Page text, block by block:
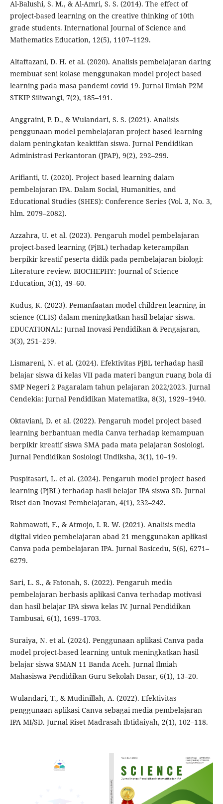
Al-Balushi, S. M., & Al-Amri, S. S. (2014). The effect of
project-based learning on the creative thinking of 10th
grade students. International Journal of Science and
Mathematics Education, 12(5), 1107–1129.
Altaftazani, D. H. et al. (2020). Analisis pembelajaran daring
membuat seni kolase menggunakan model project based
learning pada masa pandemi covid 19. Jurnal Ilmiah P2M
STKIP Siliwangi, 7(2), 185–191.
Anggraini, P. D., & Wulandari, S. S. (2021). Analisis
penggunaan model pembelajaran project based learning
dalam peningkatan keaktifan siswa. Jurnal Pendidikan
Administrasi Perkantoran (JPAP), 9(2), 292–299.
Arifianti, U. (2020). Project based learning dalam
pembelajaran IPA. Dalam Social, Humanities, and
Educational Studies (SHES): Conference Series (Vol. 3, No. 3,
hlm. 2079–2082).
Azzahra, U. et al. (2023). Pengaruh model pembelajaran
project-based learning (PjBL) terhadap keterampilan
berpikir kreatif peserta didik pada pembelajaran biologi:
Literature review. BIOCHEPHY: Journal of Science
Education, 3(1), 49–60.
Kudus, K. (2023). Pemanfaatan model children learning in
science (CLIS) dalam meningkatkan hasil belajar siswa.
EDUCATIONAL: Jurnal Inovasi Pendidikan & Pengajaran,
3(3), 251–259.
Lismareni, N. et al. (2024). Efektivitas PjBL terhadap hasil
belajar siswa di kelas VII pada materi bangun ruang bola di
SMP Negeri 2 Pagaralam tahun pelajaran 2022/2023. Jurnal
Cendekia: Jurnal Pendidikan Matematika, 8(3), 1929–1940.
Oktaviani, D. et al. (2022). Pengaruh model project based
learning berbantuan media Canva terhadap kemampuan
berpikir kreatif siswa SMA pada mata pelajaran Sosiologi.
Jurnal Pendidikan Sosiologi Undiksha, 3(1), 10–19.
Puspitasari, L. et al. (2024). Pengaruh model project based
learning (PjBL) terhadap hasil belajar IPA siswa SD. Jurnal
Riset dan Inovasi Pembelajaran, 4(1), 232–242.
Rahmawati, F., & Atmojo, I. R. W. (2021). Analisis media
digital video pembelajaran abad 21 menggunakan aplikasi
Canva pada pembelajaran IPA. Jurnal Basicedu, 5(6), 6271–
6279.
Sari, L. S., & Fatonah, S. (2022). Pengaruh media
pembelajaran berbasis aplikasi Canva terhadap motivasi
dan hasil belajar IPA siswa kelas IV. Jurnal Pendidikan
Tambusai, 6(1), 1699–1703.
Suraiya, N. et al. (2024). Penggunaan aplikasi Canva pada
model project-based learning untuk meningkatkan hasil
belajar siswa SMAN 11 Banda Aceh. Jurnal Ilmiah
Mahasiswa Pendidikan Guru Sekolah Dasar, 6(1), 13–20.
Wulandari, T., & Mudinillah, A. (2022). Efektivitas
penggunaan aplikasi Canva sebagai media pembelajaran
IPA MI/SD. Jurnal Riset Madrasah Ibtidaiyah, 2(1), 102–118.